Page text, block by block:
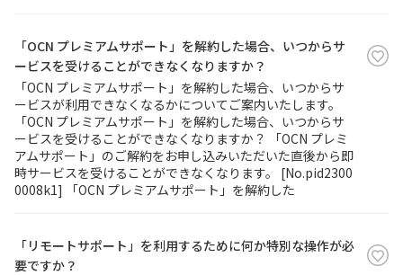
「OCN プレミアムサポート」を解約した場合、いつからサ
ービスを受けることができなくなりますか？
「OCN プレミアムサポート」を解約した場合、いつからサ
ービスが利用できなくなるかについてご案内いたします。
「OCN プレミアムサポート」を解約した場合、いつからサ
ービスを受けることができなくなりますか？ 「OCN プレミ
アムサポート」のご解約をお申し込みいただいた直後から即
時サービスを受けることができなくなります。 [No.pid2300
0008k1] 「OCN プレミアムサポート」を解約した
「リモートサポート」を利用するために何か特別な操作が必
要ですか？